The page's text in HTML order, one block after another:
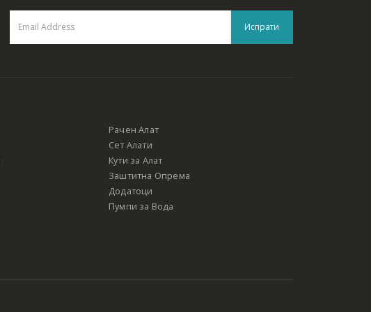
Рачен Алат
Сет Алати
Кути за Алат
Заштитна Опрема
Додатоци
Пумпи за Вода